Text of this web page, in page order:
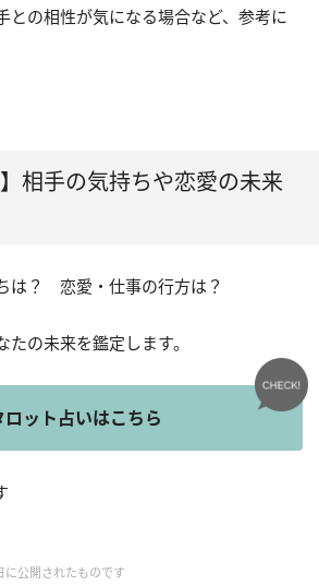
との相性が気になる場合など、参考に
】相手の気持ちや恋愛の未来
は？ 恋愛・仕事の行方は？
の未来を鑑定します。
ロット占いはこちら
公開されたものです